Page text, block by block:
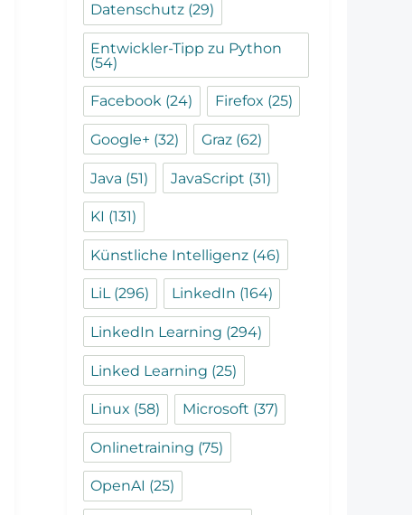
Datenschutz (29)
Entwickler-Tipp zu Python
(54)
Facebook (24) Firefox (25)
Google+ (32) Graz(62)
Java (51) JavaScript (31)
KI (131)
Künstliche Intelligenz (46)
LiL(296) LinkedIn (164)
LinkedIn Learning (294)
Linked Learning (25)
Linux (58) Microsoft (37)
Onlinetraining (75)
OpenAI (25)